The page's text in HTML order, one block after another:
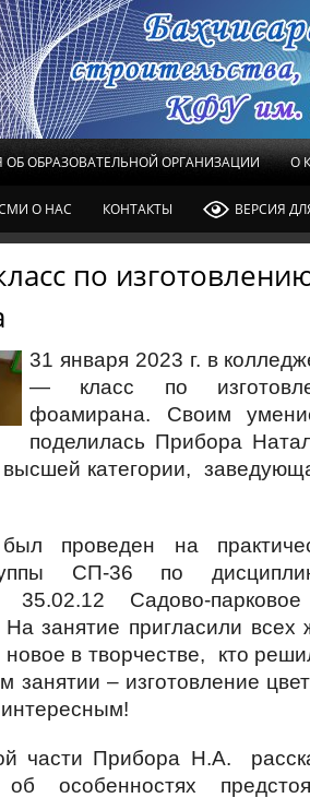
ОБ ОБРАЗОВАТЕЛЬНОЙ ОРГАНИЗАЦИИ О
О НАС КОНТАКТЫ ВЕРСИЯ
по
31 января 2023 г. в
— класс по
фоамирана. Своим
поделилась Прибора
высшей категории,
был проведен на
СП-36 по
35.02.12 Садово-
На занятие пригласили
новое в творчестве, кто
занятии – изготовление
части Прибора Н.А.
особенностях